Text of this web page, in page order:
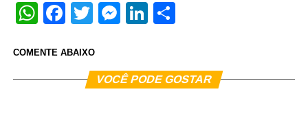
WhatsApp
Facebook
TwitterMessenger
LinkedIn
COMENTE ABAIXO
VOCÊ PODE GOSTAR